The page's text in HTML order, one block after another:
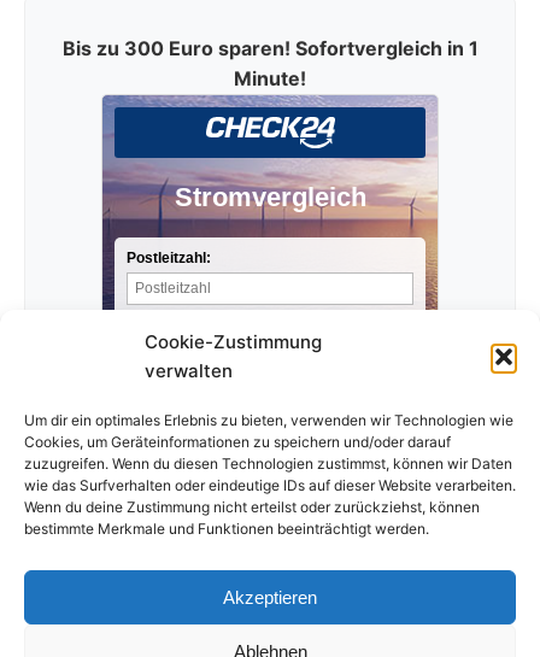
Cookie-Zustimmung
verwalten
Um dir ein optimales Erlebnis zu bieten, verwenden wir Technologien wie
Cookies, um Geräteinformationen zu speichern und/oder darauf
zuzugreifen. Wenn du diesen Technologien zustimmst, können wir Daten
wie das Surfverhalten oder eindeutige IDs auf dieser Website verarbeiten.
Wenn du deine Zustimmung nicht erteilst oder zurückziehst, können
bestimmte Merkmale und Funktionen beeinträchtigt werden.
Akzeptieren
Ablehnen
Bis zu 300 Euro sparen! Sofortvergleich in 1
Minute!
Stromvergleich
Postleitzahl: